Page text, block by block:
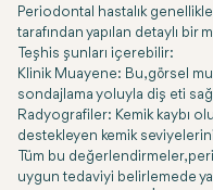
Periodontal hastalık
tarafından yapılan detaylı bir
Teşhis şunları içerebilir:
Klinik Muayene: Bu, görsel
sondajlama yoluyla diş eti
Radyografiler: Kemik kaybı
destekleyen kemik
Tüm bu değerlendirmeler,
uygun tedaviyi belirlemede